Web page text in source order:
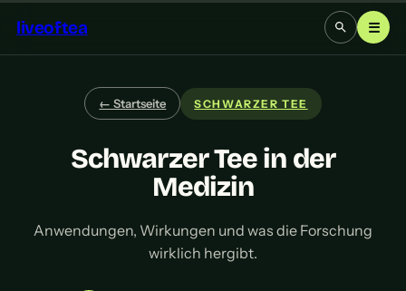
liveoftea ☰
← Startseite SCHWARZER TEE
Schwarzer Tee in der
Medizin
Anwendungen, Wirkungen und was die Forschung
wirklich hergibt.